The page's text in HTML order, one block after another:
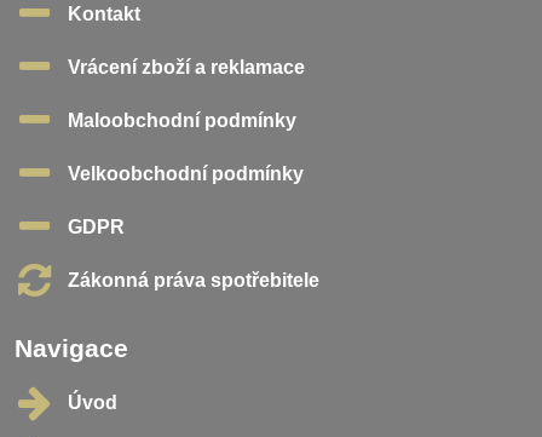
Kontakt
Vrácení zboží a reklamace
Maloobchodní podmínky
Velkoobchodní podmínky
GDPR
Zákonná práva spotřebitele
Navigace
Úvod